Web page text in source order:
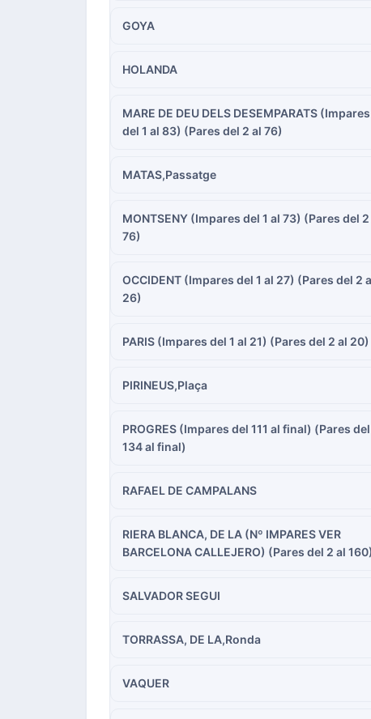
GOYA
HOLANDA
MARE DE DEU DELS DESEMPARATS (Impares
del 1 al 83) (Pares del 2 al 76)
MATAS,Passatge
MONTSENY (Impares del 1 al 73) (Pares del 2
76)
OCCIDENT (Impares del 1 al 27) (Pares del 2
26)
PARIS (Impares del 1 al 21) (Pares del 2 al 20)
PIRINEUS,Plaça
PROGRES (Impares del 111 al final) (Pares del
134 al final)
RAFAEL DE CAMPALANS
RIERA BLANCA, DE LA (Nº IMPARES VER
BARCELONA CALLEJERO) (Pares del 2 al 160)
SALVADOR SEGUI
TORRASSA, DE LA,Ronda
VAQUER